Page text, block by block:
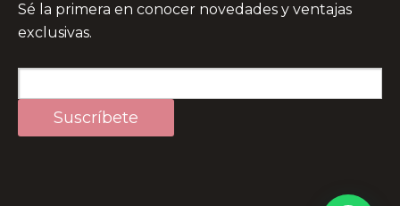
Sé la primera en conocer novedades y ventajas
exclusivas.